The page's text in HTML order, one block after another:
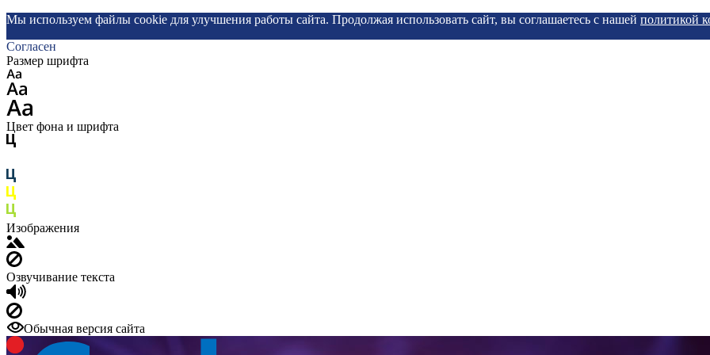
Мы используем файлы cookie для улучшения работы сайта. Продолжая использовать сайт, вы соглашаетесь с нашей политикой
Согласен
Размер шрифта
Цвет фона и шрифта
Изображения
Озвучивание текста
Обычная версия сайта